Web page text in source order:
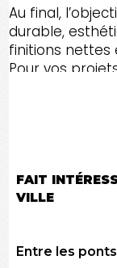
Au final,
durable,
finitions nettes
Pour vos
FAIT
VILLE
Entre les